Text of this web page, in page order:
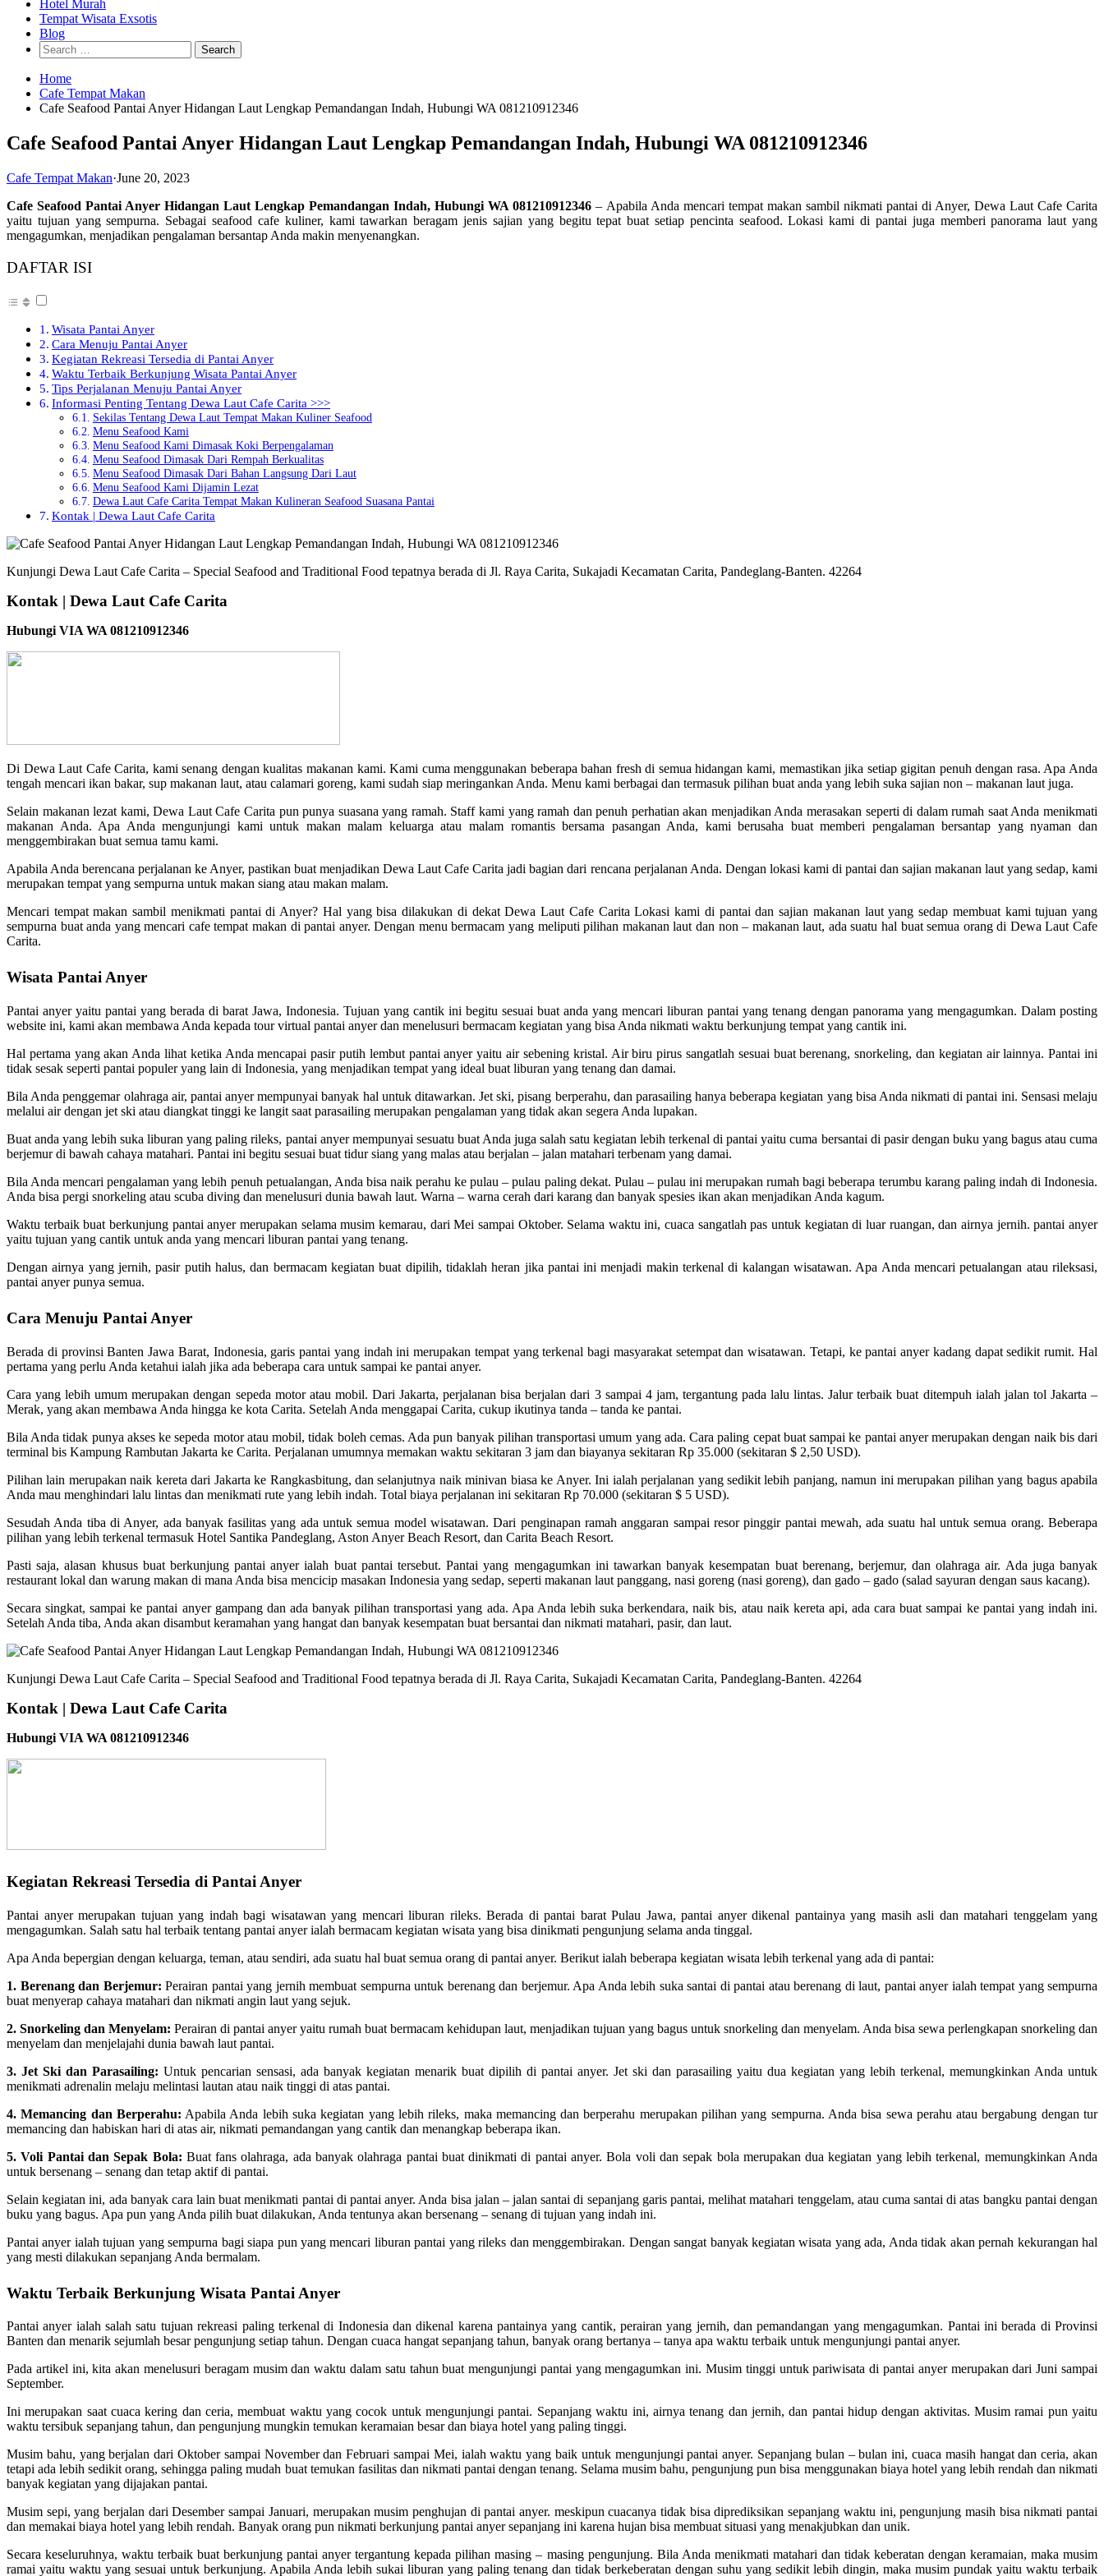
Hotel Murah
Tempat Wisata Exsotis
Blog
Search
for:
Home
Cafe Tempat Makan
Cafe Seafood Pantai Anyer Hidangan Laut Lengkap Pemandangan Indah, Hubungi WA 081210912346
Cafe Seafood Pantai Anyer Hidangan Laut Lengkap Pemandangan Indah, Hubungi WA 081210912346
Cafe Tempat Makan·June 20, 2023
Cafe Seafood Pantai Anyer Hidangan Laut Lengkap Pemandangan Indah, Hubungi WA 081210912346 – Apabila Anda mencari tempat makan sambil nikmati pantai di Anyer, Dewa Laut Cafe Carita
yaitu tujuan yang sempurna. Sebagai seafood cafe kuliner, kami tawarkan beragam jenis sajian yang begitu tepat buat setiap pencinta seafood. Lokasi kami di pantai juga memberi panorama laut yang
mengagumkan, menjadikan pengalaman bersantap Anda makin menyenangkan.
DAFTAR ISI
Wisata Pantai Anyer
Cara Menuju Pantai Anyer
Kegiatan Rekreasi Tersedia di Pantai Anyer
Waktu Terbaik Berkunjung Wisata Pantai Anyer
Tips Perjalanan Menuju Pantai Anyer
Informasi Penting Tentang Dewa Laut Cafe Carita >>>
Sekilas Tentang Dewa Laut Tempat Makan Kuliner Seafood
Menu Seafood Kami
Menu Seafood Kami Dimasak Koki Berpengalaman
Menu Seafood Dimasak Dari Rempah Berkualitas
Menu Seafood Dimasak Dari Bahan Langsung Dari Laut
Menu Seafood Kami Dijamin Lezat
Dewa Laut Cafe Carita Tempat Makan Kulineran Seafood Suasana Pantai
Kontak | Dewa Laut Cafe Carita
Kunjungi Dewa Laut Cafe Carita – Special Seafood and Traditional Food tepatnya berada di Jl. Raya Carita, Sukajadi Kecamatan Carita, Pandeglang-Banten. 42264
Kontak | Dewa Laut Cafe Carita
Hubungi VIA WA 081210912346
Di Dewa Laut Cafe Carita, kami senang dengan kualitas makanan kami. Kami cuma menggunakan beberapa bahan fresh di semua hidangan kami, memastikan jika setiap gigitan penuh dengan rasa. Apa Anda
tengah mencari ikan bakar, sup makanan laut, atau calamari goreng, kami sudah siap meringankan Anda. Menu kami berbagai dan termasuk pilihan buat anda yang lebih suka sajian non – makanan laut juga.
Selain makanan lezat kami, Dewa Laut Cafe Carita pun punya suasana yang ramah. Staff kami yang ramah dan penuh perhatian akan menjadikan Anda merasakan seperti di dalam rumah saat Anda menikmati
makanan Anda. Apa Anda mengunjungi kami untuk makan malam keluarga atau malam romantis bersama pasangan Anda, kami berusaha buat memberi pengalaman bersantap yang nyaman dan
menggembirakan buat semua tamu kami.
Apabila Anda berencana perjalanan ke Anyer, pastikan buat menjadikan Dewa Laut Cafe Carita jadi bagian dari rencana perjalanan Anda. Dengan lokasi kami di pantai dan sajian makanan laut yang sedap, kami
merupakan tempat yang sempurna untuk makan siang atau makan malam.
Mencari tempat makan sambil menikmati pantai di Anyer? Hal yang bisa dilakukan di dekat Dewa Laut Cafe Carita Lokasi kami di pantai dan sajian makanan laut yang sedap membuat kami tujuan yang
sempurna buat anda yang mencari cafe tempat makan di pantai anyer. Dengan menu bermacam yang meliputi pilihan makanan laut dan non – makanan laut, ada suatu hal buat semua orang di Dewa Laut Cafe
Carita.
Wisata Pantai Anyer
Pantai anyer yaitu pantai yang berada di barat Jawa, Indonesia. Tujuan yang cantik ini begitu sesuai buat anda yang mencari liburan pantai yang tenang dengan panorama yang mengagumkan. Dalam posting
website ini, kami akan membawa Anda kepada tour virtual pantai anyer dan menelusuri bermacam kegiatan yang bisa Anda nikmati waktu berkunjung tempat yang cantik ini.
Hal pertama yang akan Anda lihat ketika Anda mencapai pasir putih lembut pantai anyer yaitu air sebening kristal. Air biru pirus sangatlah sesuai buat berenang, snorkeling, dan kegiatan air lainnya. Pantai ini
tidak sesak seperti pantai populer yang lain di Indonesia, yang menjadikan tempat yang ideal buat liburan yang tenang dan damai.
Bila Anda penggemar olahraga air, pantai anyer mempunyai banyak hal untuk ditawarkan. Jet ski, pisang berperahu, dan parasailing hanya beberapa kegiatan yang bisa Anda nikmati di pantai ini. Sensasi melaju
melalui air dengan jet ski atau diangkat tinggi ke langit saat parasailing merupakan pengalaman yang tidak akan segera Anda lupakan.
Buat anda yang lebih suka liburan yang paling rileks, pantai anyer mempunyai sesuatu buat Anda juga salah satu kegiatan lebih terkenal di pantai yaitu cuma bersantai di pasir dengan buku yang bagus atau cuma
berjemur di bawah cahaya matahari. Pantai ini begitu sesuai buat tidur siang yang malas atau berjalan – jalan matahari terbenam yang damai.
Bila Anda mencari pengalaman yang lebih penuh petualangan, Anda bisa naik perahu ke pulau – pulau paling dekat. Pulau – pulau ini merupakan rumah bagi beberapa terumbu karang paling indah di Indonesia.
Anda bisa pergi snorkeling atau scuba diving dan menelusuri dunia bawah laut. Warna – warna cerah dari karang dan banyak spesies ikan akan menjadikan Anda kagum.
Waktu terbaik buat berkunjung pantai anyer merupakan selama musim kemarau, dari Mei sampai Oktober. Selama waktu ini, cuaca sangatlah pas untuk kegiatan di luar ruangan, dan airnya jernih. pantai anyer
yaitu tujuan yang cantik untuk anda yang mencari liburan pantai yang tenang.
Dengan airnya yang jernih, pasir putih halus, dan bermacam kegiatan buat dipilih, tidaklah heran jika pantai ini menjadi makin terkenal di kalangan wisatawan. Apa Anda mencari petualangan atau rileksasi,
pantai anyer punya semua.
Cara Menuju Pantai Anyer
Berada di provinsi Banten Jawa Barat, Indonesia, garis pantai yang indah ini merupakan tempat yang terkenal bagi masyarakat setempat dan wisatawan. Tetapi, ke pantai anyer kadang dapat sedikit rumit. Hal
pertama yang perlu Anda ketahui ialah jika ada beberapa cara untuk sampai ke pantai anyer.
Cara yang lebih umum merupakan dengan sepeda motor atau mobil. Dari Jakarta, perjalanan bisa berjalan dari 3 sampai 4 jam, tergantung pada lalu lintas. Jalur terbaik buat ditempuh ialah jalan tol Jakarta –
Merak, yang akan membawa Anda hingga ke kota Carita. Setelah Anda menggapai Carita, cukup ikutinya tanda – tanda ke pantai.
Bila Anda tidak punya akses ke sepeda motor atau mobil, tidak boleh cemas. Ada pun banyak pilihan transportasi umum yang ada. Cara paling cepat buat sampai ke pantai anyer merupakan dengan naik bis dari
terminal bis Kampung Rambutan Jakarta ke Carita. Perjalanan umumnya memakan waktu sekitaran 3 jam dan biayanya sekitaran Rp 35.000 (sekitaran $ 2,50 USD).
Pilihan lain merupakan naik kereta dari Jakarta ke Rangkasbitung, dan selanjutnya naik minivan biasa ke Anyer. Ini ialah perjalanan yang sedikit lebih panjang, namun ini merupakan pilihan yang bagus apabila
Anda mau menghindari lalu lintas dan menikmati rute yang lebih indah. Total biaya perjalanan ini sekitaran Rp 70.000 (sekitaran $ 5 USD).
Sesudah Anda tiba di Anyer, ada banyak fasilitas yang ada untuk semua model wisatawan. Dari penginapan ramah anggaran sampai resor pinggir pantai mewah, ada suatu hal untuk semua orang. Beberapa
pilihan yang lebih terkenal termasuk Hotel Santika Pandeglang, Aston Anyer Beach Resort, dan Carita Beach Resort.
Pasti saja, alasan khusus buat berkunjung pantai anyer ialah buat pantai tersebut. Pantai yang mengagumkan ini tawarkan banyak kesempatan buat berenang, berjemur, dan olahraga air. Ada juga banyak
restaurant lokal dan warung makan di mana Anda bisa mencicip masakan Indonesia yang sedap, seperti makanan laut panggang, nasi goreng (nasi goreng), dan gado – gado (salad sayuran dengan saus kacang).
Secara singkat, sampai ke pantai anyer gampang dan ada banyak pilihan transportasi yang ada. Apa Anda lebih suka berkendara, naik bis, atau naik kereta api, ada cara buat sampai ke pantai yang indah ini.
Setelah Anda tiba, Anda akan disambut keramahan yang hangat dan banyak kesempatan buat bersantai dan nikmati matahari, pasir, dan laut.
Kunjungi Dewa Laut Cafe Carita – Special Seafood and Traditional Food tepatnya berada di Jl. Raya Carita, Sukajadi Kecamatan Carita, Pandeglang-Banten. 42264
Kontak | Dewa Laut Cafe Carita
Hubungi VIA WA 081210912346
Kegiatan Rekreasi Tersedia di Pantai Anyer
Pantai anyer merupakan tujuan yang indah bagi wisatawan yang mencari liburan rileks. Berada di pantai barat Pulau Jawa, pantai anyer dikenal pantainya yang masih asli dan matahari tenggelam yang
mengagumkan. Salah satu hal terbaik tentang pantai anyer ialah bermacam kegiatan wisata yang bisa dinikmati pengunjung selama anda tinggal.
Apa Anda bepergian dengan keluarga, teman, atau sendiri, ada suatu hal buat semua orang di pantai anyer. Berikut ialah beberapa kegiatan wisata lebih terkenal yang ada di pantai:
1. Berenang dan Berjemur: Perairan pantai yang jernih membuat sempurna untuk berenang dan berjemur. Apa Anda lebih suka santai di pantai atau berenang di laut, pantai anyer ialah tempat yang sempurna
buat menyerap cahaya matahari dan nikmati angin laut yang sejuk.
2. Snorkeling dan Menyelam: Perairan di pantai anyer yaitu rumah buat bermacam kehidupan laut, menjadikan tujuan yang bagus untuk snorkeling dan menyelam. Anda bisa sewa perlengkapan snorkeling dan
menyelam dan menjelajahi dunia bawah laut pantai.
3. Jet Ski dan Parasailing: Untuk pencarian sensasi, ada banyak kegiatan menarik buat dipilih di pantai anyer. Jet ski dan parasailing yaitu dua kegiatan yang lebih terkenal, memungkinkan Anda untuk
menikmati adrenalin melaju melintasi lautan atau naik tinggi di atas pantai.
4. Memancing dan Berperahu: Apabila Anda lebih suka kegiatan yang lebih rileks, maka memancing dan berperahu merupakan pilihan yang sempurna. Anda bisa sewa perahu atau bergabung dengan tur
memancing dan habiskan hari di atas air, nikmati pemandangan yang cantik dan menangkap beberapa ikan.
5. Voli Pantai dan Sepak Bola: Buat fans olahraga, ada banyak olahraga pantai buat dinikmati di pantai anyer. Bola voli dan sepak bola merupakan dua kegiatan yang lebih terkenal, memungkinkan Anda
untuk bersenang – senang dan tetap aktif di pantai.
Selain kegiatan ini, ada banyak cara lain buat menikmati pantai di pantai anyer. Anda bisa jalan – jalan santai di sepanjang garis pantai, melihat matahari tenggelam, atau cuma santai di atas bangku pantai dengan
buku yang bagus. Apa pun yang Anda pilih buat dilakukan, Anda tentunya akan bersenang – senang di tujuan yang indah ini.
Pantai anyer ialah tujuan yang sempurna bagi siapa pun yang mencari liburan pantai yang rileks dan menggembirakan. Dengan sangat banyak kegiatan wisata yang ada, Anda tidak akan pernah kekurangan hal
yang mesti dilakukan sepanjang Anda bermalam.
Waktu Terbaik Berkunjung Wisata Pantai Anyer
Pantai anyer ialah salah satu tujuan rekreasi paling terkenal di Indonesia dan dikenal karena pantainya yang cantik, perairan yang jernih, dan pemandangan yang mengagumkan. Pantai ini berada di Provinsi
Banten dan menarik sejumlah besar pengunjung setiap tahun. Dengan cuaca hangat sepanjang tahun, banyak orang bertanya – tanya apa waktu terbaik untuk mengunjungi pantai anyer.
Pada artikel ini, kita akan menelusuri beragam musim dan waktu dalam satu tahun buat mengunjungi pantai yang mengagumkan ini. Musim tinggi untuk pariwisata di pantai anyer merupakan dari Juni sampai
September.
Ini merupakan saat cuaca kering dan ceria, membuat waktu yang cocok untuk mengunjungi pantai. Sepanjang waktu ini, airnya tenang dan jernih, dan pantai hidup dengan aktivitas. Musim ramai pun yaitu
waktu tersibuk sepanjang tahun, dan pengunjung mungkin temukan keramaian besar dan biaya hotel yang paling tinggi.
Musim bahu, yang berjalan dari Oktober sampai November dan Februari sampai Mei, ialah waktu yang baik untuk mengunjungi pantai anyer. Sepanjang bulan – bulan ini, cuaca masih hangat dan ceria, akan
tetapi ada lebih sedikit orang, sehingga paling mudah buat temukan fasilitas dan nikmati pantai dengan tenang. Selama musim bahu, pengunjung pun bisa menggunakan biaya hotel yang lebih rendah dan nikmati
banyak kegiatan yang dijajakan pantai.
Musim sepi, yang berjalan dari Desember sampai Januari, merupakan musim penghujan di pantai anyer. meskipun cuacanya tidak bisa diprediksikan sepanjang waktu ini, pengunjung masih bisa nikmati pantai
dan memakai biaya hotel yang lebih rendah. Banyak orang pun nikmati berkunjung pantai anyer sepanjang ini karena hujan bisa membuat situasi yang menakjubkan dan unik.
Secara keseluruhnya, waktu terbaik buat berkunjung pantai anyer tergantung kepada pilihan masing – masing pengunjung. Bila Anda menikmati matahari dan tidak keberatan dengan keramaian, maka musim
ramai yaitu waktu yang sesuai untuk berkunjung. Apabila Anda lebih sukai liburan yang paling tenang dan tidak berkeberatan dengan suhu yang sedikit lebih dingin, maka musim pundak yaitu waktu terbaik